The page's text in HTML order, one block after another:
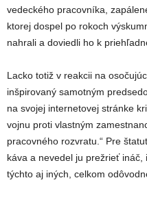
vedeckého pracovníka,
ktorej dospel po rokoch
nahrali a doviedli ho k
Lacko totiž v reakcii na
inšpirovaný samotným
na svojej internetovej stránke
vojnu proti vlastným
pracovného rozvratu.“ Pre
káva a nevedel ju prežrieť
týchto aj iných, celkom